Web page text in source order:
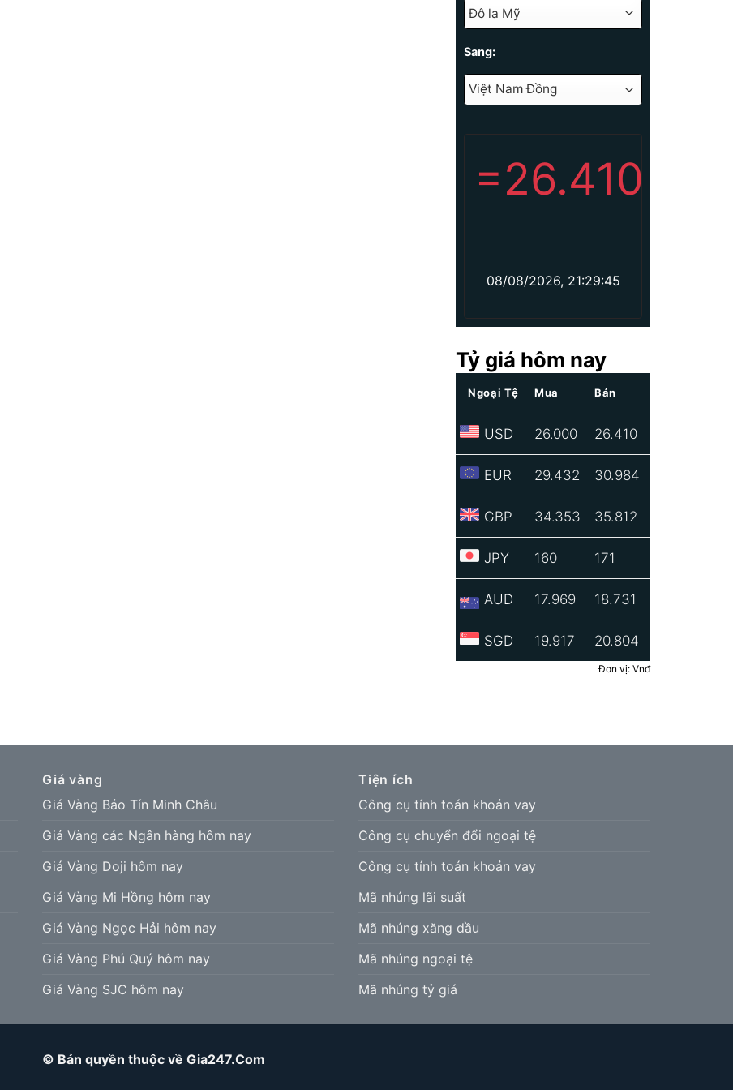
Sang:
=26.410
08/08/2026, 21:29:45
Tỷ giá hôm nay
Ngoại Tệ Mua Bán
USD 26.000 26.410
EUR 29.432 30.984
GBP 34.353 35.812
JPY 160 171
AUD 17.969 18.731
SGD 19.917 20.804
Đơn vị: Vnđ
Giá vàng
Giá Vàng Bảo Tín Minh Châu
Giá Vàng các Ngân hàng hôm nay
Giá Vàng Doji hôm nay
Giá Vàng Mi Hồng hôm nay
Giá Vàng Ngọc Hải hôm nay
Giá Vàng Phú Quý hôm nay
Giá Vàng SJC hôm nay
Tiện ích
Công cụ tính toán khoản vay
Công cụ chuyển đổi ngoại tệ
Công cụ tính toán khoản vay
Mã nhúng lãi suất
Mã nhúng xăng dầu
Mã nhúng ngoại tệ
Mã nhúng tỷ giá
© Bản quyền thuộc về Gia247.Com